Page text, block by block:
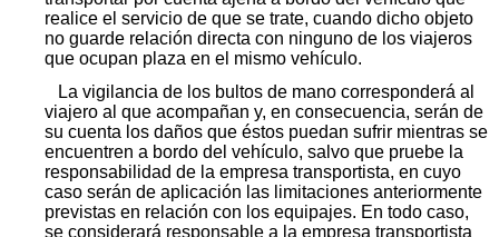
realice el servicio de que se trate, cuando dicho objeto
no guarde relación directa con ninguno de los viajeros
que ocupan plaza en el mismo vehículo.
La vigilancia de los bultos de mano corresponderá al
viajero al que acompañan y, en consecuencia, serán de
su cuenta los daños que éstos puedan sufrir mientras se
encuentren a bordo del vehículo, salvo que pruebe la
responsabilidad de la empresa transportista, en cuyo
caso serán de aplicación las limitaciones anteriormente
previstas en relación con los equipajes. En todo caso,
se considerará responsable a la empresa transportista